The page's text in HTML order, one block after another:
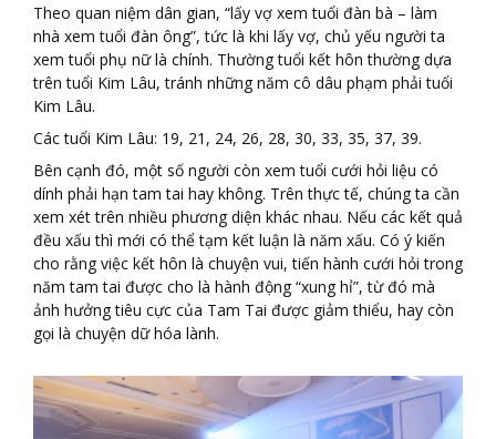
Theo quan niệm dân gian, “lấy vợ xem tuổi đàn bà – làm
nhà xem tuổi đàn ông”, tức là khi lấy vợ, chủ yếu người ta
xem tuổi phụ nữ là chính. Thường tuổi kết hôn thường dựa
trên tuổi Kim Lâu, tránh những năm cô dâu phạm phải tuổi
Kim Lâu.
Các tuổi Kim Lâu: 19, 21, 24, 26, 28, 30, 33, 35, 37, 39.
Bên cạnh đó, một số người còn xem tuổi cưới hỏi liệu có
dính phải hạn tam tai hay không. Trên thực tế, chúng ta cần
xem xét trên nhiều phương diện khác nhau. Nếu các kết quả
đều xấu thì mới có thể tạm kết luận là năm xấu. Có ý kiến
cho rằng việc kết hôn là chuyện vui, tiến hành cưới hỏi trong
năm tam tai được cho là hành động “xung hỉ”, từ đó mà
ảnh hưởng tiêu cực của Tam Tai được giảm thiểu, hay còn
gọi là chuyện dữ hóa lành.